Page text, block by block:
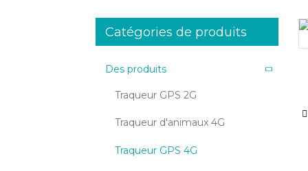
Catégories de produits
Des produits
Traqueur GPS 2G
Traqueur d'animaux 4G
Traqueur GPS 4G
Loading...
Loading...